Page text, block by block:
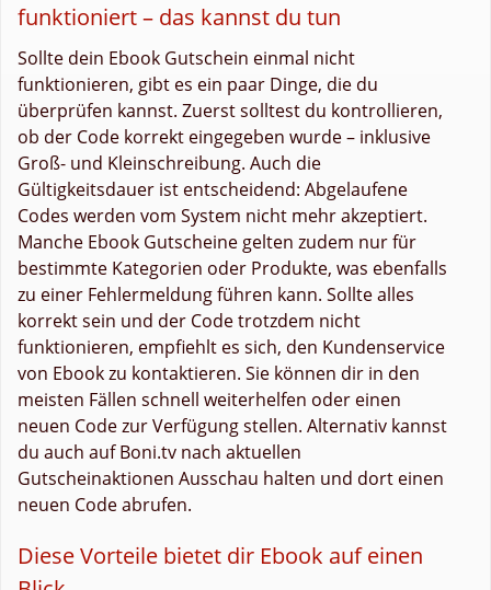
funktioniert – das kannst du tun
Sollte dein Ebook Gutschein einmal nicht
funktionieren, gibt es ein paar Dinge, die du
überprüfen kannst. Zuerst solltest du kontrollieren,
ob der Code korrekt eingegeben wurde – inklusive
Groß- und Kleinschreibung. Auch die
Gültigkeitsdauer ist entscheidend: Abgelaufene
Codes werden vom System nicht mehr akzeptiert.
Manche Ebook Gutscheine gelten zudem nur für
bestimmte Kategorien oder Produkte, was ebenfalls
zu einer Fehlermeldung führen kann. Sollte alles
korrekt sein und der Code trotzdem nicht
funktionieren, empfiehlt es sich, den Kundenservice
von Ebook zu kontaktieren. Sie können dir in den
meisten Fällen schnell weiterhelfen oder einen
neuen Code zur Verfügung stellen. Alternativ kannst
du auch auf Boni.tv nach aktuellen
Gutscheinaktionen Ausschau halten und dort einen
neuen Code abrufen.
Diese Vorteile bietet dir Ebook auf einen